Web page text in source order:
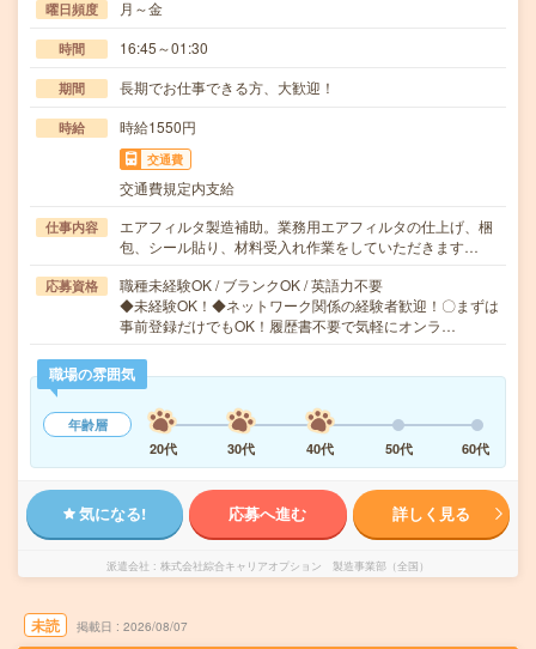
曜日頻度 月～金
時間 16:45～01:30
期間 長期でお仕事できる方、大歓迎！
時給 時給1550円
交通費
交通費規定内支給
仕事内容
エアフィルタ製造補助。業務用エアフィルタの仕上げ、梱
包、シール貼り、材料受入れ作業をしていただきます…
応募資格
職種未経験OK / ブランクOK / 英語力不要
◆未経験OK！◆ネットワーク関係の経験者歓迎！〇まずは
事前登録だけでもOK！履歴書不要で気軽にオンラ…
職場の雰囲気
年齢層
20代
30代 40代 50代 60代
気になる! 応募へ進む 詳しく見る
派遣会社 株式会社綜合キャリアオプション 製造事業部（全国）
未読 掲載日 2026/08/07